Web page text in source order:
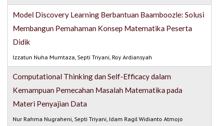
Model Discovery Learning Berbantuan Baamboozle: Solusi
Membangun Pemahaman Konsep Matematika Peserta
Didik
Izzatun Nuha Mumtaza, Septi Triyani, Roy Ardiansyah
Computational Thinking dan Self-Efficacy dalam
Kemampuan Pemecahan Masalah Matematika pada
Materi Penyajian Data
Nur Rahma Nugraheni, Septi Triyani, Idam Ragil Widianto Atmojo